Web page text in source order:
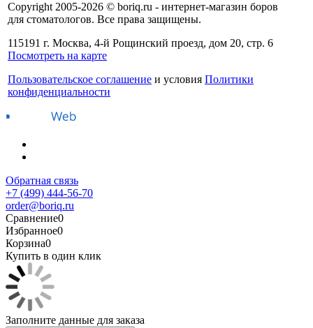
Copyright 2005-2026 © boriq.ru - интернет-магазин боров
для стоматологов. Все права защищены.
115191 г. Москва, 4-й Рощинский проезд, дом 20, стр. 6
Посмотреть на карте
Пользовательское соглашение и условия Политики
конфиденциальности
Обратная связь
+7 (499) 444-56-70
order@boriq.ru
Сравнение0
Избранное0
Корзина0
Купить в один клик
Заполните данные для заказа